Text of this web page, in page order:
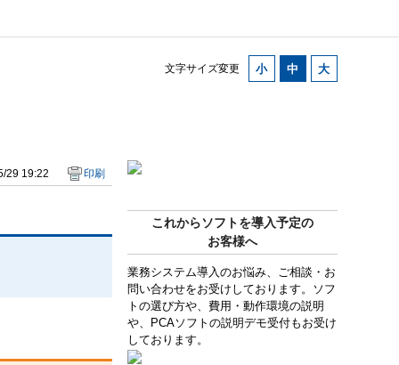
文字サイズ変更
これからソフトを導入予定の
お客様へ
業務システム導入のお悩み、ご相談・お
問い合わせをお受けしております。ソフ
トの選び方や、費用・動作環境の説明
や、PCAソフトの説明デモ受付もお受け
しております。
29 19:22 印刷